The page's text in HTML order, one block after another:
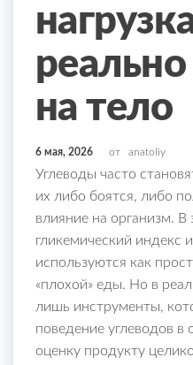
на тело
6 мая, 2026 от anatoliy
Углеводы часто
их либо боятся, либо
влияние на организм. В
гликемический индекс
используются как
«плохой» еды. Но в
лишь инструменты,
поведение углеводов в
оценку продукту